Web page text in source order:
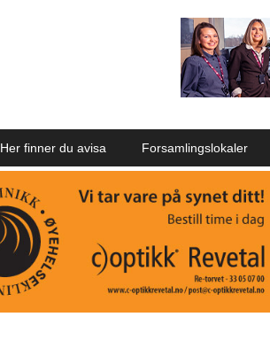
Her finner du avisa Forsamlingslokaler